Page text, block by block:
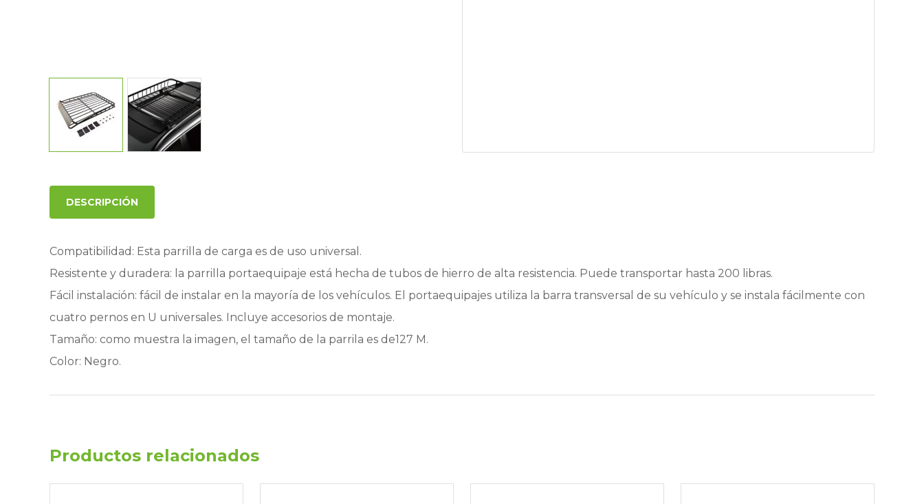
DESCRIPCIÓN
Compatibilidad: Esta parrilla de carga es de uso universal.
Resistente y duradera: la parrilla portaequipaje está hecha de tubos de hierro de alta resistencia. Puede transportar hasta 200 libras.
Fácil instalación: fácil de instalar en la mayoría de los vehículos. El portaequipajes utiliza la barra transversal de su vehículo y se instala fácilmente con
cuatro pernos en U universales. Incluye accesorios de montaje.
Tamaño: como muestra la imagen, el tamaño de la parrila es de127 M.
Color: Negro.
Productos relacionados